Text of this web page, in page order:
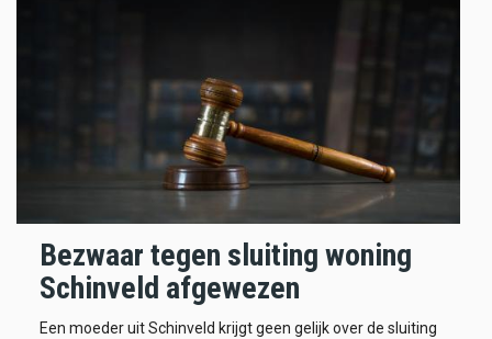
Bezwaar tegen sluiting woning
Schinveld afgewezen
Een moeder uit Schinveld krijgt geen gelijk over de sluiting